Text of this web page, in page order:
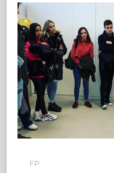
FP